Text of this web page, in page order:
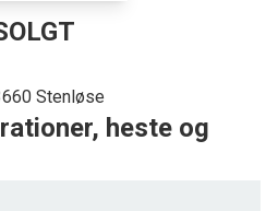
Stenløse
heste og